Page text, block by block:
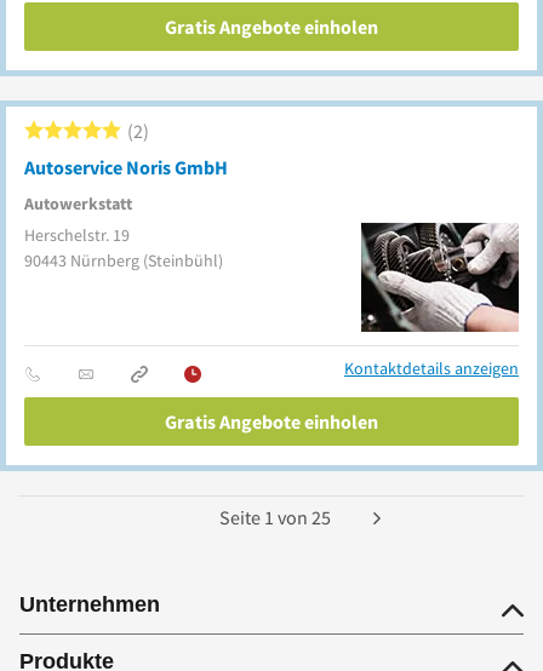
Gratis Angebote einholen
Autoservice Noris GmbH
Autowerkstatt
2
Herschelstr. 19
90443 Nürnberg (Steinbühl)
Kontaktdetails anzeigen
Gratis Angebote einholen
Seite 1 von 25
Unternehmen
Produkte